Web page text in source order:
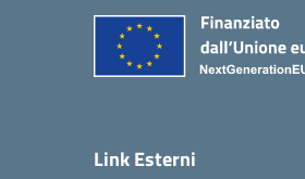
Link Esterni